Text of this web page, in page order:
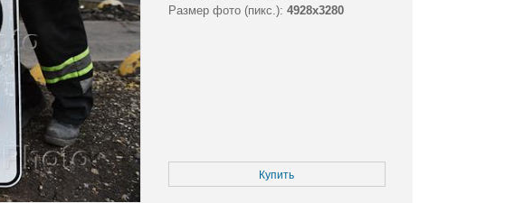
Размер фото (пикс.): 4928x3280
Купить